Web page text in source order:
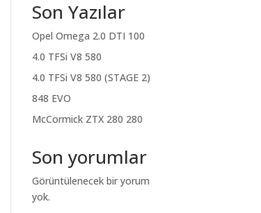
Son Yazılar
Opel Omega 2.0 DTI 100
4.0 TFSi V8 580
4.0 TFSi V8 580 (STAGE 2)
848 EVO
McCormick ZTX 280 280
Son yorumlar
Görüntülenecek bir yorum
yok.